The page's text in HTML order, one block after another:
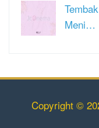
Meni…
Copyright ©